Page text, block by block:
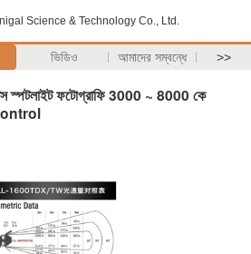
Science & Technology Co., Ltd.
ভিডিও আমাদের সম্বন্ধে >>
স্পটলাইট ফটোগ্রাফি 3000 ~ 8000 কে